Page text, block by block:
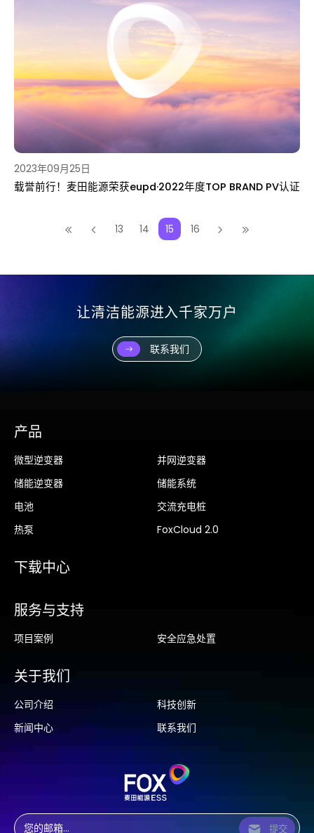
2023年09月25日
载誉前行！麦田能源荣获eupd·2022年度TOP BRAND PV认证
13 14 15 16
让清洁能源进入千家万户
联系我们
提交
产品
微型逆变器
并网逆变器
储能逆变器
储能系统
电池
交流充电桩
热泵
FoxCloud 2.0
下载中心
服务与支持
项目案例 安全应急处置
关于我们
公司介绍
科技创新
新闻中心
联系我们